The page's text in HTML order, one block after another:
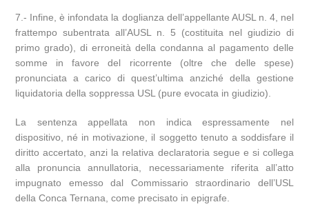
7.- Infine, è infondata la doglianza dell’appellante AUSL n. 4, nel
frattempo subentrata all’AUSL n. 5 (costituita nel giudizio di
primo grado), di erroneità della condanna al pagamento delle
somme in favore del ricorrente (oltre che delle spese)
pronunciata a carico di quest’ultima anziché della gestione
liquidatoria della soppressa USL (pure evocata in giudizio).
La sentenza appellata non indica espressamente nel
dispositivo, né in motivazione, il soggetto tenuto a soddisfare il
diritto accertato, anzi la relativa declaratoria segue e si collega
alla pronuncia annullatoria, necessariamente riferita all’atto
impugnato emesso dal Commissario straordinario dell’USL
della Conca Ternana, come precisato in epigrafe.